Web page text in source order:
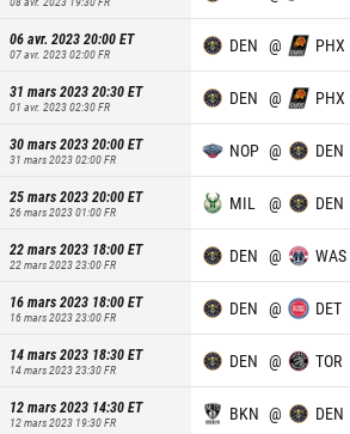
06 avr. 2023 20:00ET
07 avr. 2023 02:00FR DEN @ PHX
31 mars 2023 20:30ET
01 avr. 2023 02:30FR DEN @ PHX
30 mars 2023 20:00ET
31 mars 2023 02:00FR NOP @ DEN
25 mars 2023 20:00ET
26 mars 2023 01:00FR MIL @ DEN
22 mars 2023 18:00ET
22 mars 2023 23:00FR DEN @ WAS
16 mars 2023 18:00ET
16 mars 2023 23:00FR DEN @ DET
14 mars 2023 18:30ET
14 mars 2023 23:30FR DEN @ TOR
12 mars 2023 14:30ET
12 mars 2023 19:30FR BKN @ DEN